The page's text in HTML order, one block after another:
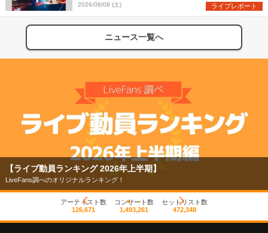
た、ツアーファイナル武道館公演レポート
2026/08/08 (土) ライブレポート
ニュース一覧へ
【ライブ動員ランキング 2026年上半期】
LiveFans調べのオリジナルランキング！
アーティスト数
126,671
コンサート数
1,493,261
セットリスト数
472,348